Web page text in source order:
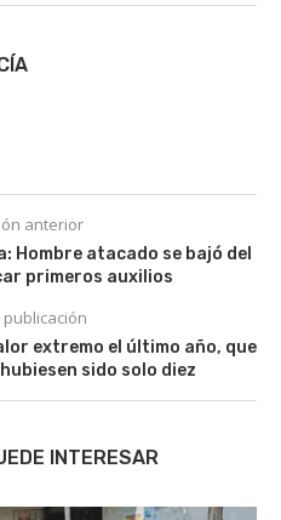
anterior
Hombre atacado se bajó del
primeros auxilios
extremo el último año, que
sido solo diez
INTERESAR